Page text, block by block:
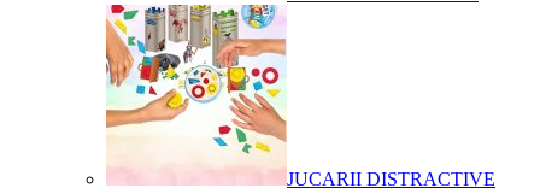
JUCARII DISTRACTIVE